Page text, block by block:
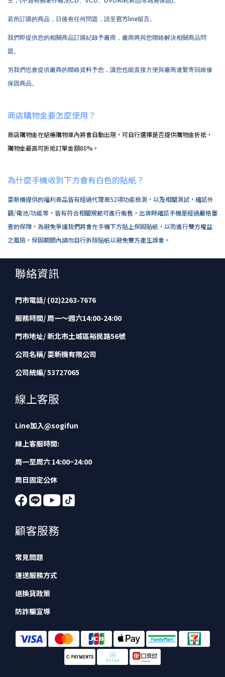
若所訂購的商品，日後有任何問題，請至官方line留言。
我們即提供您的相關商品訂購紀錄予廠商，廠商將與您聯絡解決相關商品問
題。
另我們也會提供廠商的聯絡資料予您，讓您也能直接方便與廠商連繫寄回維修
保固商品。
商店購物金要怎麼使用？
商店購物金在結帳購物車內將會自動出現，可自行選擇是否提供購物金折抵，
購物金最高可折抵訂單金額80%。
為什麼手機收到下方會有白色的貼紙？
耍新機提供的福利商品皆有經過代理商52項功能檢測，以及相關測試，確認外
觀/電池/功能等，皆有符合相關規範可進行販售，出貨時確認手機是經過嚴格審
查的保障，為避免爭議我們將會在手機下方貼上保固貼紙，以防進行雙方權益
之風險，保固期間內請勿自行拆除貼紙以避免雙方產生誤會。
聯絡資訊
門市電話/ (02)2263-7676
服務時間/ 周一～週六14:00-24:00
門市地址/ 新北市土城區裕民路56號
公司名稱/ 耍新機有限公司
公司統編/ 53727065
線上客服
Line加入@sogifun
線上客服時間:
周一至周六 14:00~24:00
周日固定公休
顧客服務
常見問題
運送服務方式
退換貨政策
防詐騙宣導